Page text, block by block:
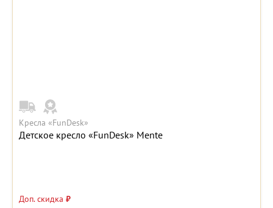
Кресла «FunDesk»
Детское кресло «FunDesk» Mente
Доп. скидка ₽